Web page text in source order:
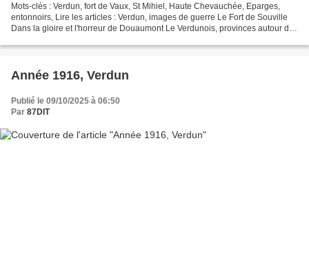
Mots-clés : Verdun, fort de Vaux, St Mihiel, Haute Chevauchée, Eparges,
entonnoirs, Lire les articles : Verdun, images de guerre Le Fort de Souville
Dans la gloire et l'horreur de Douaumont Le Verdunois, provinces autour de
Année 1916, Verdun
Publié le 09/10/2025 à 06:50
Par 87DIT